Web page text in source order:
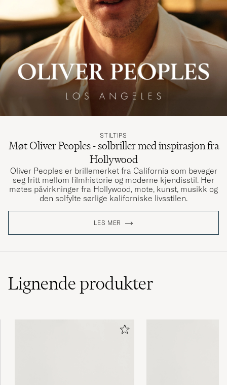
STILTIPS
Møt Oliver Peoples - solbriller med inspirasjon fra
Hollywood
Oliver Peoples er brillemerket fra California som beveger
seg fritt mellom filmhistorie og moderne kjendisstil. Her
møtes påvirkninger fra Hollywood, mote, kunst, musikk og
den solfylte sørlige kaliforniske livsstilen.
LES MER
Lignendeprodukter